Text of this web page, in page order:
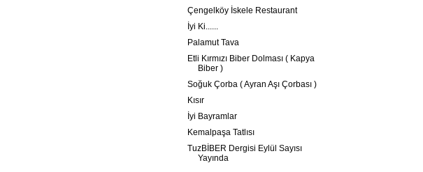
Çengelköy İskele Restaurant
İyi Ki......
Palamut Tava
Etli Kırmızı Biber Dolması ( Kapya
Biber )
Soğuk Çorba ( Ayran Aşı Çorbası )
Kısır
İyi Bayramlar
Kemalpaşa Tatlısı
TuzBİBER Dergisi Eylül Sayısı
Yayında